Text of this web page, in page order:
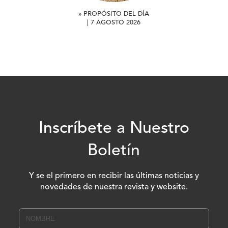
» PROPÓSITO DEL DÍA
| 7 AGOSTO 2026
Inscríbete a Nuestro
Boletín
Y se el primero en recibir las últimas noticias y
novedades de nuestra revista y website.